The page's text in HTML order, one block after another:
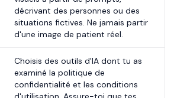
décrivant des personnes ou des
situations fictives. Ne jamais partir
d'une image de patient réel.
Choisis des outils d'IA dont tu as
examiné la politique de
confidentialité et les conditions